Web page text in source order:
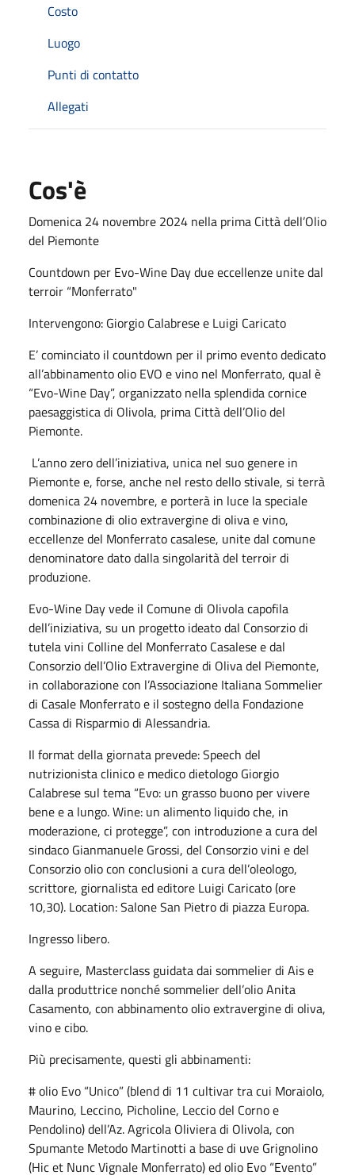
Costo
Luogo
Punti di contatto
Allegati
Cos'è
Domenica 24 novembre 2024 nella prima Città dell’Olio
del Piemonte
Countdown per Evo-Wine Day due eccellenze unite dal
terroir “Monferrato"
Intervengono: Giorgio Calabrese e Luigi Caricato
E’ cominciato il countdown per il primo evento dedicato
all’abbinamento olio EVO e vino nel Monferrato, qual è
“Evo-Wine Day”, organizzato nella splendida cornice
paesaggistica di Olivola, prima Città dell’Olio del
Piemonte.
L’anno zero dell’iniziativa, unica nel suo genere in
Piemonte e, forse, anche nel resto dello stivale, si terrà
domenica 24 novembre, e porterà in luce la speciale
combinazione di olio extravergine di oliva e vino,
eccellenze del Monferrato casalese, unite dal comune
denominatore dato dalla singolarità del terroir di
produzione.
Evo-Wine Day vede il Comune di Olivola capofila
dell’iniziativa, su un progetto ideato dal Consorzio di
tutela vini Colline del Monferrato Casalese e dal
Consorzio dell’Olio Extravergine di Oliva del Piemonte,
in collaborazione con l’Associazione Italiana Sommelier
di Casale Monferrato e il sostegno della Fondazione
Cassa di Risparmio di Alessandria.
Il format della giornata prevede: Speech del
nutrizionista clinico e medico dietologo Giorgio
Calabrese sul tema “Evo: un grasso buono per vivere
bene e a lungo. Wine: un alimento liquido che, in
moderazione, ci protegge”, con introduzione a cura del
sindaco Gianmanuele Grossi, del Consorzio vini e del
Consorzio olio con conclusioni a cura dell’oleologo,
scrittore, giornalista ed editore Luigi Caricato (ore
10,30). Location: Salone San Pietro di piazza Europa.
Ingresso libero.
A seguire, Masterclass guidata dai sommelier di Ais e
dalla produttrice nonché sommelier dell’olio Anita
Casamento, con abbinamento olio extravergine di oliva,
vino e cibo.
Più precisamente, questi gli abbinamenti:
# olio Evo “Unico” (blend di 11 cultivar tra cui Moraiolo,
Maurino, Leccino, Picholine, Leccio del Corno e
Pendolino) dell’Az. Agricola Oliviera di Olivola, con
Spumante Metodo Martinotti a base di uve Grignolino
(Hic et Nunc Vignale Monferrato) ed olio Evo “Evento”